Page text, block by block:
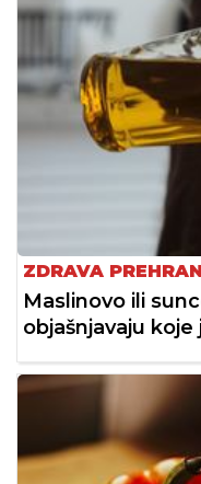
ZDRAVA
Maslinovo ili
objašnjavaju